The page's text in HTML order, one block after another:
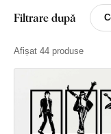
Filtrare după
Afișat 44 produse